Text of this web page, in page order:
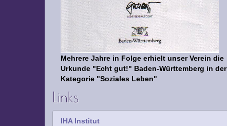
Mehrere Jahre in Folge erhielt unser Verein die
Urkunde "Echt gut!" Baden-Württemberg in der
Kategorie "Soziales Leben"
Links
IHA Institut